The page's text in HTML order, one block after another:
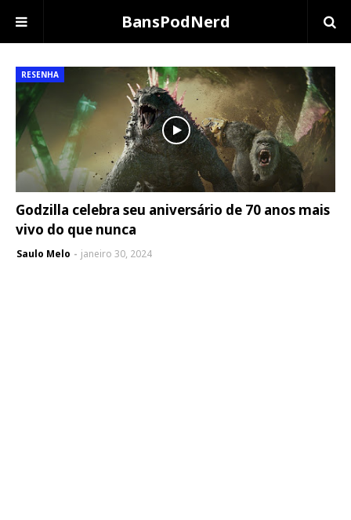
BansPodNerd
RESENHA
Godzilla celebra seu aniversário de 70 anos mais
vivo do que nunca
Saulo Melo janeiro 30, 2024